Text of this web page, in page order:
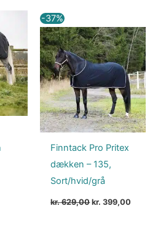
-37%
Finntack Pro Pritex
dækken – 135,
Sort/hvid/grå
kr.629,00
pris
var:
kr. 629,00.
kr. 399,00
pris
er:
kr.